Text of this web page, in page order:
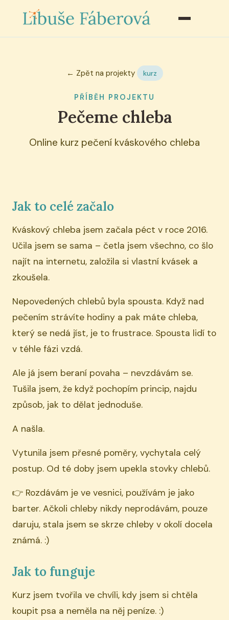
← Zpět na projekty kurz
PŘÍBĚH PROJEKTU
Pečeme chleba
Online kurz pečení kváskového chleba
Jak to celé začalo
Kváskový chleba jsem začala péct v roce 2016.
Učila jsem se sama – četla jsem všechno, co šlo
najít na internetu, založila si vlastní kvásek a
zkoušela.
Nepovedených chlebů byla spousta. Když nad
pečením strávíte hodiny a pak máte chleba,
který se nedá jíst, je to frustrace. Spousta lidí to
v téhle fázi vzdá.
Ale já jsem beraní povaha – nevzdávám se.
Tušila jsem, že když pochopím princip, najdu
způsob, jak to dělat jednoduše.
A našla.
Vytunila jsem přesné poměry, vychytala celý
postup. Od té doby jsem upekla stovky chlebů.
👉 Rozdávám je ve vesnici, používám je jako
barter. Ačkoli chleby nikdy neprodávám, pouze
daruju, stala jsem se skrze chleby v okolí docela
známá. :)
Jak to funguje
Kurz jsem tvořila ve chvíli, kdy jsem si chtěla
koupit psa a neměla na něj peníze. :)